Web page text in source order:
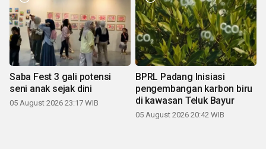
Saba Fest 3 gali potensi
seni anak sejak dini
05 August 2026 23:17 WIB
BPRL Padang Inisiasi
pengembangan karbon biru
di kawasan Teluk Bayur
05 August 2026 20:42 WIB